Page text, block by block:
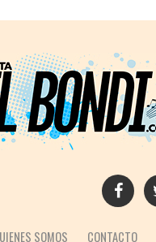
SOMOS CONTACTO